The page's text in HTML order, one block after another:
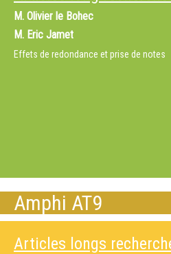
M. Olivier le Bohec
M. Eric Jamet
Effets de redondance et prise de notes
Amphi AT9
Articles longs